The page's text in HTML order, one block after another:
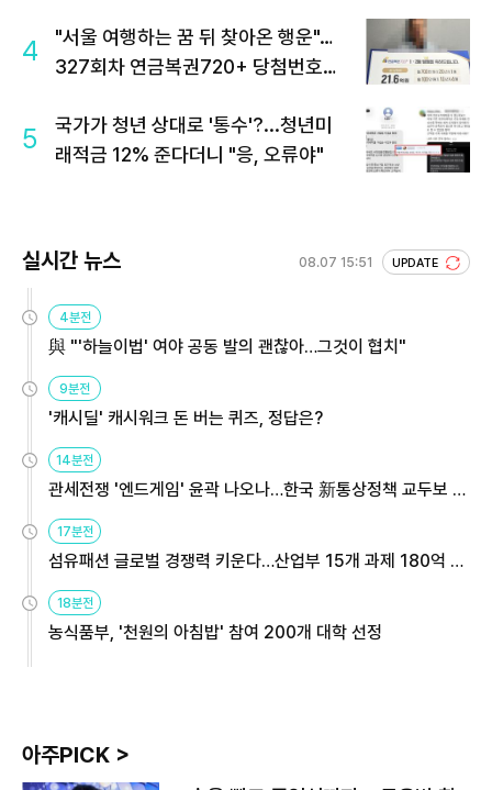
4
"서울 여행하는 꿈 뒤 찾아온 행운"…
327회차 연금복권720+ 당첨번호조
5
국가가 청년 상대로 '통수'?...청년미
래적금 12% 준다더니 "응, 오류야"
실시간 뉴스 08.07 15:51 UPDATE
4분전
與 "'하늘이법' 여야 공동 발의 괜찮아…그것이 협치"
9분전
'캐시딜' 캐시워크 돈 버는 퀴즈, 정답은?
14분전
관세전쟁 '엔드게임' 윤곽 나오나…한국 新통상정책 교두보 활
17분전
섬유패션 글로벌 경쟁력 키운다…산업부 15개 과제 180억 지
18분전
농식품부, '천원의 아침밥' 참여 200개 대학 선정
아주PICK >